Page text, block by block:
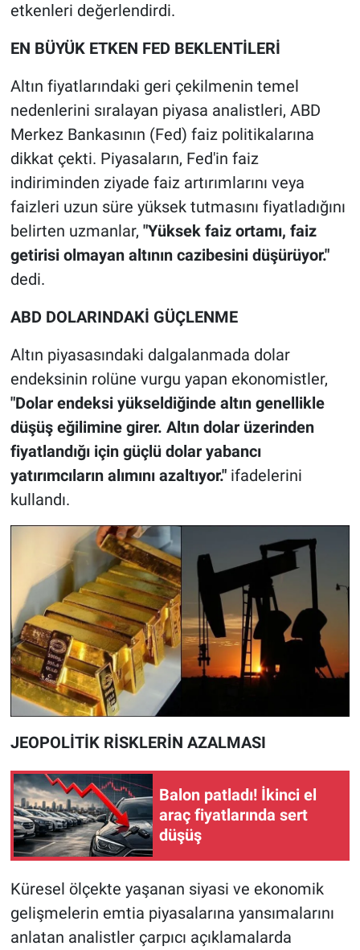
etkenleri değerlendirdi.
EN BÜYÜK ETKEN FED BEKLENTİLERİ
Altın fiyatlarındaki geri çekilmenin temel
nedenlerini sıralayan piyasa analistleri, ABD
Merkez Bankasının (Fed) faiz politikalarına
dikkat çekti. Piyasaların, Fed'in faiz
indiriminden ziyade faiz artırımlarını veya
faizleri uzun süre yüksek tutmasını fiyatladığını
belirten uzmanlar, "Yüksek faiz ortamı, faiz
getirisi olmayan altının cazibesini düşürüyor."
dedi.
ABD DOLARINDAKİ GÜÇLENME
Altın piyasasındaki dalgalanmada dolar
endeksinin rolüne vurgu yapan ekonomistler,
"Dolar endeksi yükseldiğinde altın genellikle
düşüş eğilimine girer. Altın dolar üzerinden
fiyatlandığı için güçlü dolar yabancı
yatırımcıların alımını azaltıyor." ifadelerini
kullandı.
JEOPOLİTİK RİSKLERİN AZALMASI
Balon patladı! İkinci el
araç fiyatlarında sert
düşüş
Küresel ölçekte yaşanan siyasi ve ekonomik
gelişmelerin emtia piyasalarına yansımalarını
anlatan analistler çarpıcı açıklamalarda